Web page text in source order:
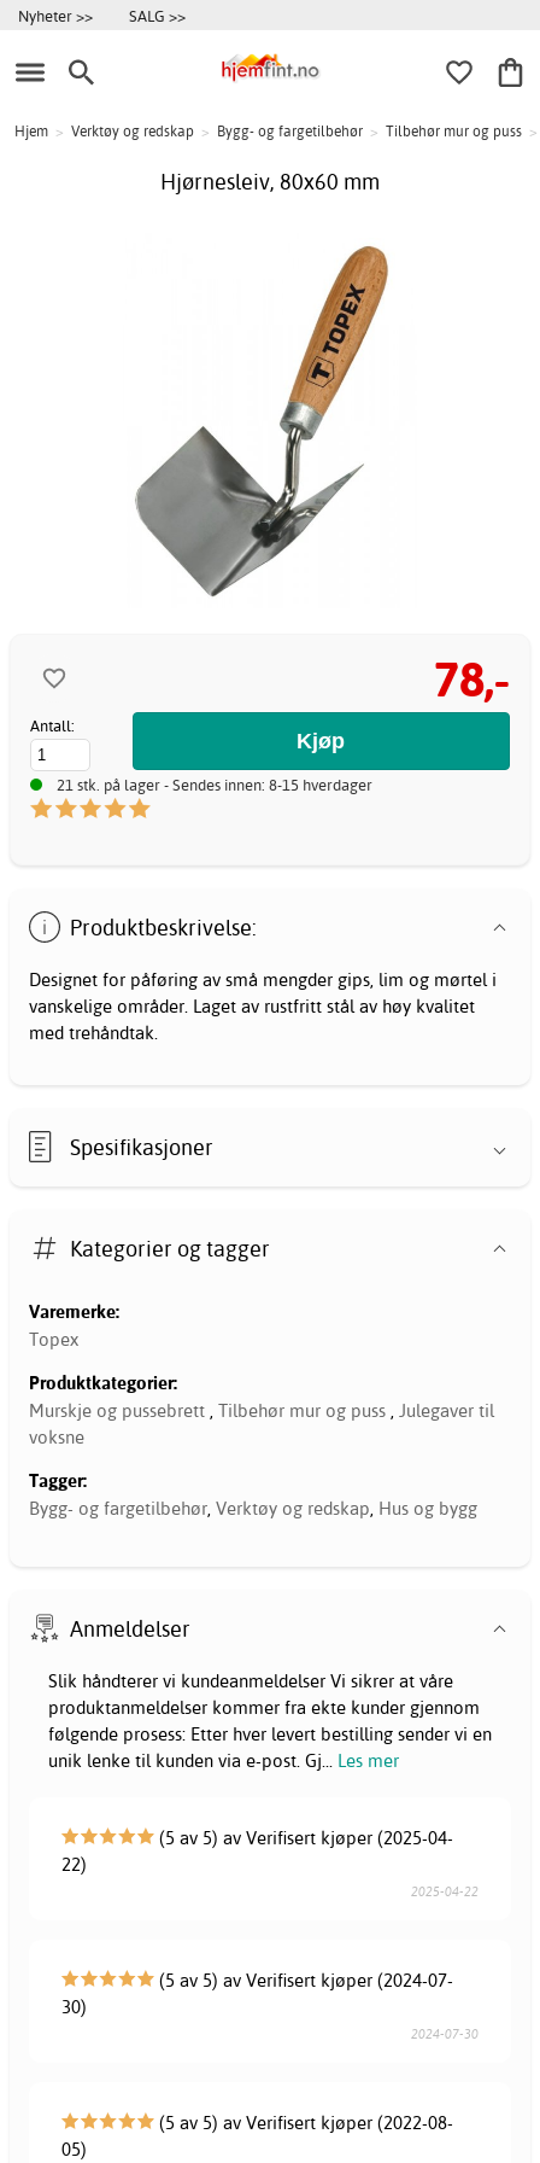
Nyheter >> SALG >>
Hjem > Verktøy og redskap > Bygg- og fargetilbehør > Tilbehør mur og puss >
Hjørnesleiv, 80x60 mm
78,-
Antall:
21 stk. på lager - Sendes innen: 8-15 hverdager
Produktbeskrivelse:
Designet for påføring av små mengder gips, lim og mørtel i
vanskelige områder. Laget av rustfritt stål av høy kvalitet
med trehåndtak.
Spesifikasjoner
Kategorier og tagger
Varemerke:
Topex
Produktkategorier:
Murskje og pussebrett , Tilbehør mur og puss , Julegaver til
voksne
Tagger:
Bygg- og fargetilbehør, Verktøy og redskap, Hus og bygg
Anmeldelser
Slik håndterer vi kundeanmeldelser Vi sikrer at våre
produktanmeldelser kommer fra ekte kunder gjennom
følgende prosess: Etter hver levert bestilling sender vi en
unik lenke til kunden via e-post. Gj... Les mer
(5 av 5) av Verifisert kjøper (2025-04-
22)
2025-04-22
(5 av 5) av Verifisert kjøper (2024-07-
30)
2024-07-30
(5 av 5) av Verifisert kjøper (2022-08-
05)